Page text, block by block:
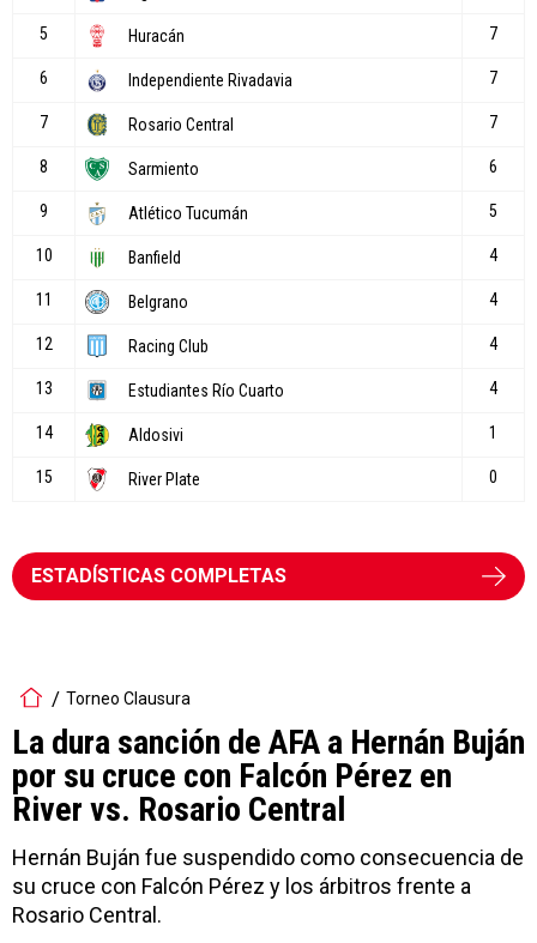
ESTADÍSTICAS COMPLETAS
Torneo Clausura
La dura sanción de AFA a Hernán Buján
por su cruce con Falcón Pérez en
River vs. Rosario Central
Hernán Buján fue suspendido como consecuencia de
su cruce con Falcón Pérez y los árbitros frente a
Rosario Central.